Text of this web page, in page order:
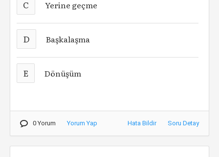
C Yerine geçme
D Başkalaşma
E Dönüşüm
0 Yorum Yorum Yap Hata Bildir Soru Detay